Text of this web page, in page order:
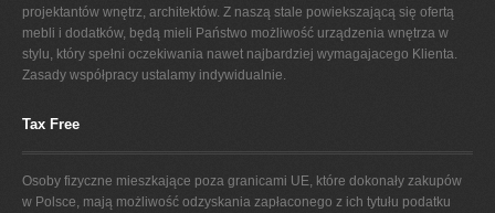
projektantów wnętrz, architektów. Z naszą stale powiekszającą się ofertą
mebli i dodatków, będą mieli Państwo możliwość urządzenia wnętrza w
stylu, który spełni oczekiwania nawet najbardziej wymagajacego Klienta.
Zasady współpracy ustalamy indywidualnie.
Tax Free
Osoby fizyczne mieszkające poza granicami UE, które dokonały zakupów
w Polsce, mają możliwość odzyskania zapłaconego z ich tytułu podatku